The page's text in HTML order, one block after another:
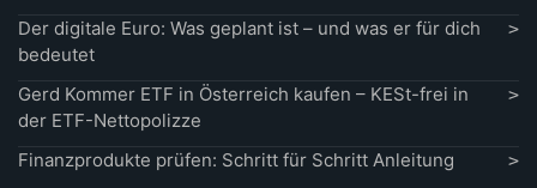
Der digitale Euro: Was geplant ist – und was er für dich
bedeutet
Gerd Kommer ETF in Österreich kaufen – KESt-frei in
der ETF-Nettopolizze
Finanzprodukte prüfen: Schritt für Schritt Anleitung